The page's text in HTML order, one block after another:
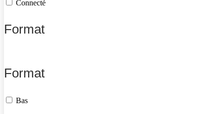
Connecté
Format
Format
Bas